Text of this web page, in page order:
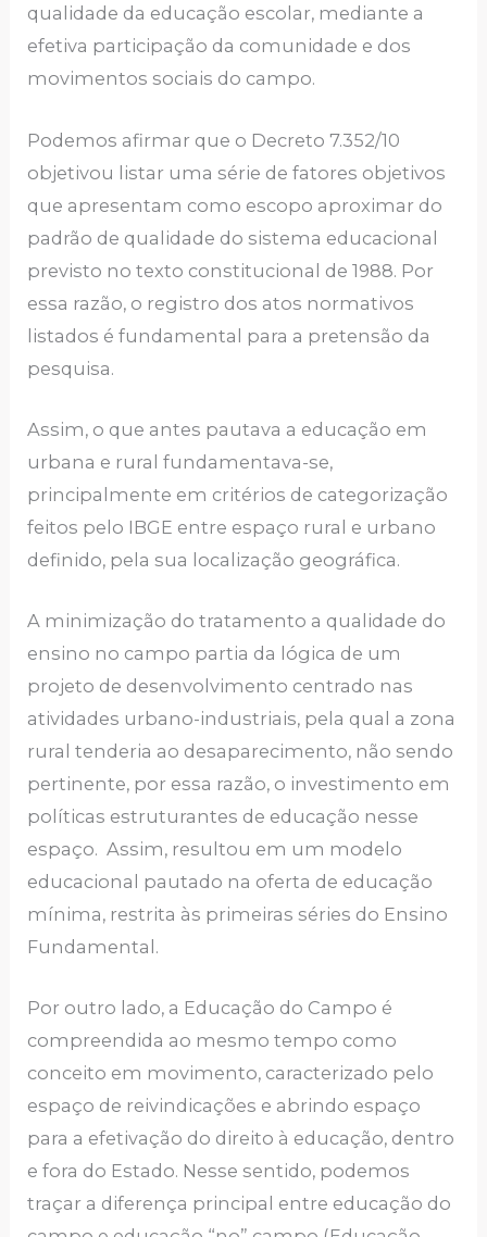
qualidade da educação escolar, mediante a
efetiva participação da comunidade e dos
movimentos sociais do campo.
Podemos afirmar que o Decreto 7.352/10
objetivou listar uma série de fatores objetivos
que apresentam como escopo aproximar do
padrão de qualidade do sistema educacional
previsto no texto constitucional de 1988. Por
essa razão, o registro dos atos normativos
listados é fundamental para a pretensão da
pesquisa.
Assim, o que antes pautava a educação em
urbana e rural fundamentava-se,
principalmente em critérios de categorização
feitos pelo IBGE entre espaço rural e urbano
definido, pela sua localização geográfica.
A minimização do tratamento a qualidade do
ensino no campo partia da lógica de um
projeto de desenvolvimento centrado nas
atividades urbano-industriais, pela qual a zona
rural tenderia ao desaparecimento, não sendo
pertinente, por essa razão, o investimento em
políticas estruturantes de educação nesse
espaço. Assim, resultou em um modelo
educacional pautado na oferta de educação
mínima, restrita às primeiras séries do Ensino
Fundamental.
Por outro lado, a Educação do Campo é
compreendida ao mesmo tempo como
conceito em movimento, caracterizado pelo
espaço de reivindicações e abrindo espaço
para a efetivação do direito à educação, dentro
e fora do Estado. Nesse sentido, podemos
traçar a diferença principal entre educação do